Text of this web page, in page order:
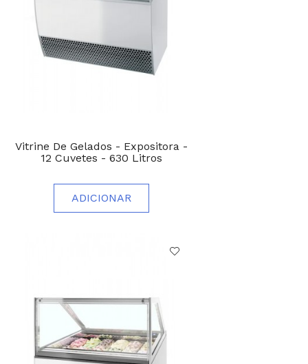
Vitrine De Gelados - Expositora -
12 Cuvetes - 630 Litros
ADICIONAR